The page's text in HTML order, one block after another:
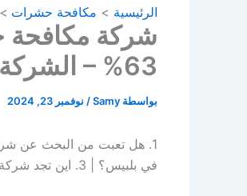
الرئيسية مكافحة حشرات
63% – الشركة الالمانية
بواسطة Samy
/ نوفمبر 23, 2024
في بلبيس؟ | 3. اين تجد شركة مكافحة حشرات بلبيس؟